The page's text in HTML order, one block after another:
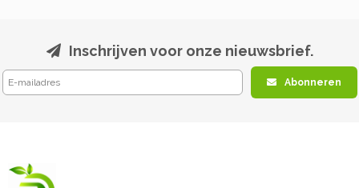
Inschrijven voor onze nieuwsbrief.
Abonneren